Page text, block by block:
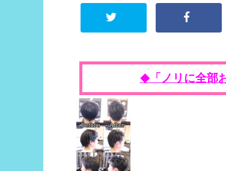
◆「ノリに全部